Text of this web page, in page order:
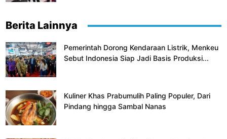
Berita Lainnya
Pemerintah Dorong Kendaraan Listrik, Menkeu
Sebut Indonesia Siap Jadi Basis Produksi...
Kuliner Khas Prabumulih Paling Populer, Dari
Pindang hingga Sambal Nanas